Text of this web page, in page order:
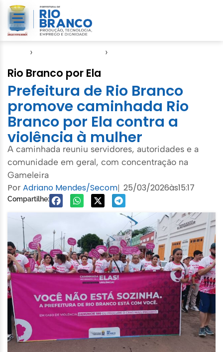
› ›
Rio Branco por Ela
Prefeitura de Rio Branco
promove caminhada Rio
Branco por Ela contra a
violência à mulher
A caminhada reuniu servidores, autoridades e a
comunidade em geral, com concentração na
Gameleira
PorAdriano Mendes/Secom| 25/03/2026às15:17
Compartilhe: